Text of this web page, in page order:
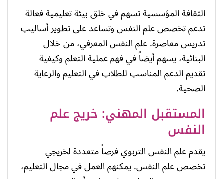
الثقافة المؤسسية تسهم في خلق بيئة تعليمية فعالة
تدعم تخصص علم النفس وتساعد على تطوير أساليب
تدريس معاصرة. علم النفس المعرفي، من خلال
البنائية، يسهم أيضاً في فهم عملية التعلم وكيفية
تقديم الدعم المناسب للطلاب في التعليم والرعاية
الصحية.
المستقبل المهني: خريج علم
النفس
يقدم علم النفس التربوي فرصاً متعددة لخريجي
تخصص علم النفس. يمكنهم العمل في مجال التعليم،